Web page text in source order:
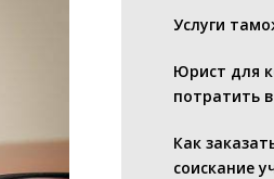
Услуги
Юрист для
потратить
Как
соискание